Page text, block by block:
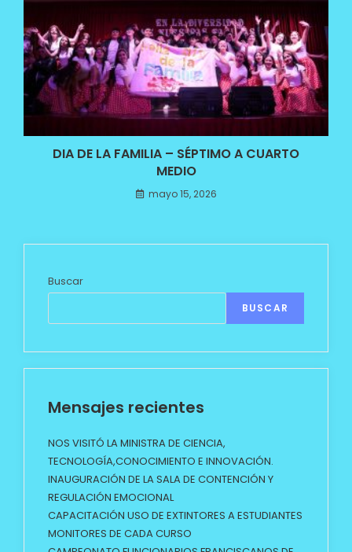
DIA DE LA FAMILIA – SÉPTIMO A CUARTO
MEDIO
mayo 15, 2026
Buscar
BUSCAR
Mensajes recientes
NOS VISITÓ LA MINISTRA DE CIENCIA,
TECNOLOGÍA,CONOCIMIENTO E INNOVACIÓN.
INAUGURACIÓN DE LA SALA DE CONTENCIÓN Y
REGULACIÓN EMOCIONAL
CAPACITACIÓN USO DE EXTINTORES A ESTUDIANTES
MONITORES DE CADA CURSO